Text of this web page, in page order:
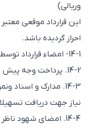
وریالی)
این قرارداد موقعی معتبر
احراز گردیده باشد.
14-3. مدارک و اسناد
نیاز جهت دریافت تسهیلات